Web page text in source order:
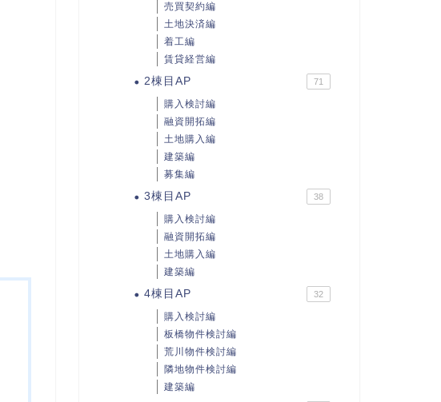
売買契約編
土地決済編
着工編
賃貸経営編
2棟目AP 71
購入検討編
融資開拓編
土地購入編
建築編
募集編
3棟目AP 38
購入検討編
融資開拓編
土地購入編
建築編
4棟目AP 32
購入検討編
板橋物件検討編
荒川物件検討編
隣地物件検討編
建築編